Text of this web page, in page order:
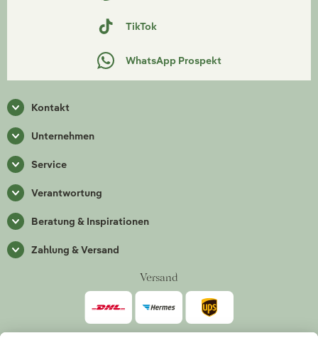
TikTok
WhatsApp Prospekt
Kontakt
Unternehmen
Service
Verantwortung
Beratung & Inspirationen
Zahlung & Versand
Versand